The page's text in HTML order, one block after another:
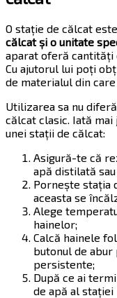
O stație de călcat
călcat și o unitate
aparat oferă cantități
Cu ajutorul lui poți
de materialul din
Utilizarea sa nu
călcat clasic. Iată
unei stații de călcat:
Asigură-te că
apă distilată
Pornește stația
aceasta se
Alege
hainelor;
Calcă hainele
butonul de
persistente;
După ce ai
de apă al stației